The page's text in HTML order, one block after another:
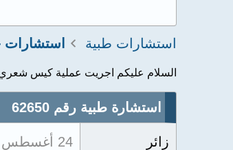
استشارات طبية استشارات
السلام عليكم اجريت عملية كيس شعري
استشارة طبية رقم 62650
زائر 24 أغسطس 2023